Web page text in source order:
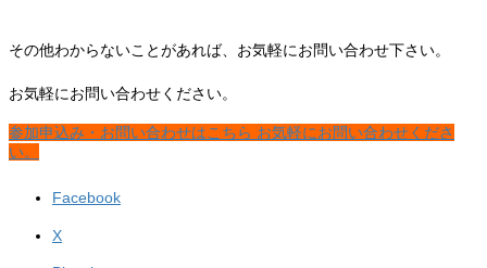
その他わからないことがあれば、お気軽にお問い合わせ下さい。
お気軽にお問い合わせください。
参加申込み・お問い合わせはこちら お気軽にお問い合わせくださ
い。
Facebook
X